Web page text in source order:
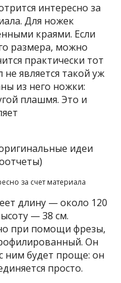
интересно за
Для ножек
краями. Если
размера, можно
практически тот
является такой уж
из него ножки:
плашмя. Это и
за счет материала
длину — около 120
— 38 см.
при помощи фрезы,
Он
ним будет проще: он
просто.